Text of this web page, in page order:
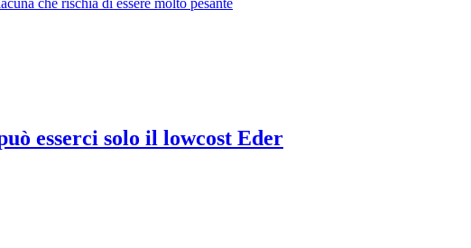
che rischia di essere molto pesante
esserci solo il lowcost Eder